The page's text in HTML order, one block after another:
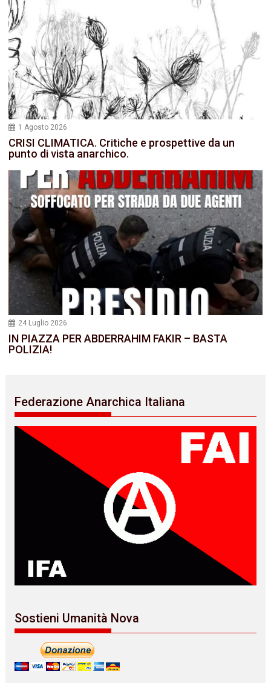
1 Agosto 2026
CRISI CLIMATICA. Critiche e prospettive da un
punto di vista anarchico.
24 Luglio 2026
IN PIAZZA PER ABDERRAHIM FAKIR – BASTA
POLIZIA!
Federazione Anarchica Italiana
Sostieni Umanità Nova